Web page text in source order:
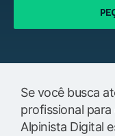
Se você busca
profissional para
Alpinista Digital